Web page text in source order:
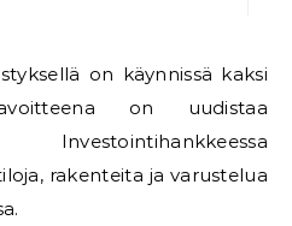
on uudistaa
rakenteita ja varustelua